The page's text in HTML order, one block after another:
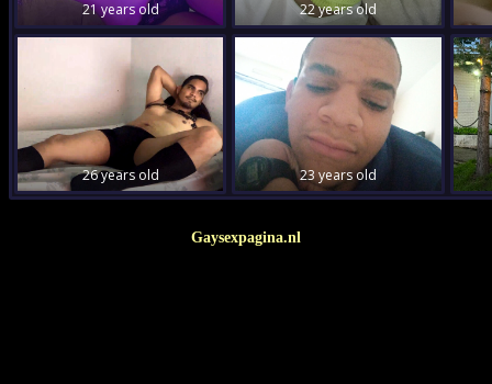
Gaysexpagina.nl